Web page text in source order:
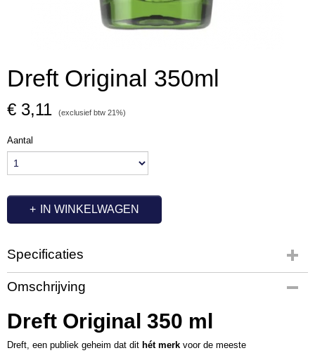
Dreft Original 350ml
€ 3,11 (exclusief btw 21%)
Aantal
IN WINKELWAGEN
Specificaties
Productcode
QL1074
Omschrijving
Dreft Original 350 ml
Dreft, een publiek geheim dat dit hét merk voor de meeste